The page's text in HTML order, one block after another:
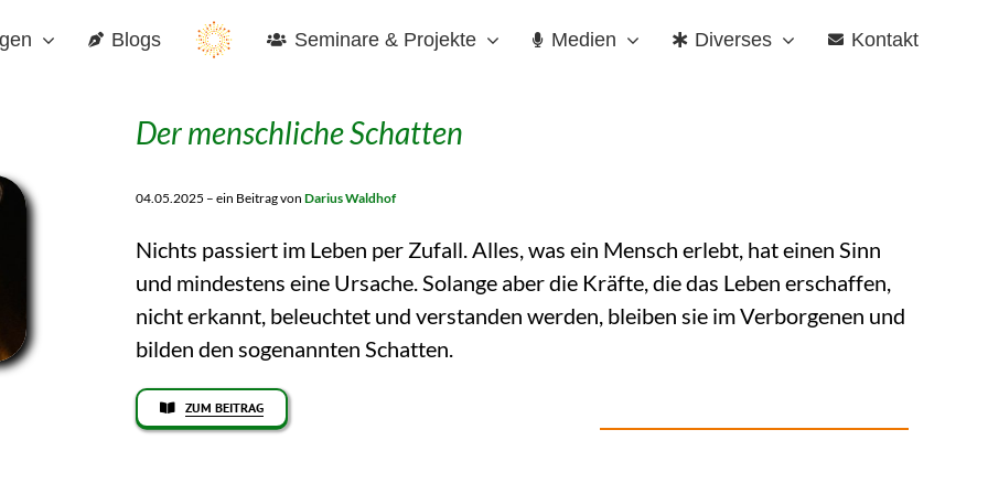
Blogs Seminare & Projekte Medien Diverses Kontakt
Der menschliche Schatten
04.05.2025 – ein Beitrag vonDarius Waldhof
Nichts passiert im Leben per Zufall. Alles, was ein Mensch erlebt, hat einen Sinn
und mindestens eine Ursache. Solange aber die Kräfte, die das Leben erschaffen,
nicht erkannt, beleuchtet und verstanden werden, bleiben sie im Verborgenen und
bilden den sogenannten Schatten.
ZUM BEITRAG